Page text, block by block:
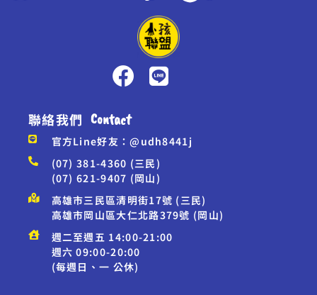
聯絡我們 Contact
官方Line好友：@udh8441j
(07) 381-4360 (三民)
(07) 621-9407 (岡山)
高雄市三民區清明街17號 (三民)
高雄市岡山區大仁北路379號 (岡山)
週二至週五 14:00-21:00
週六 09:00-20:00
(每週日、一 公休)